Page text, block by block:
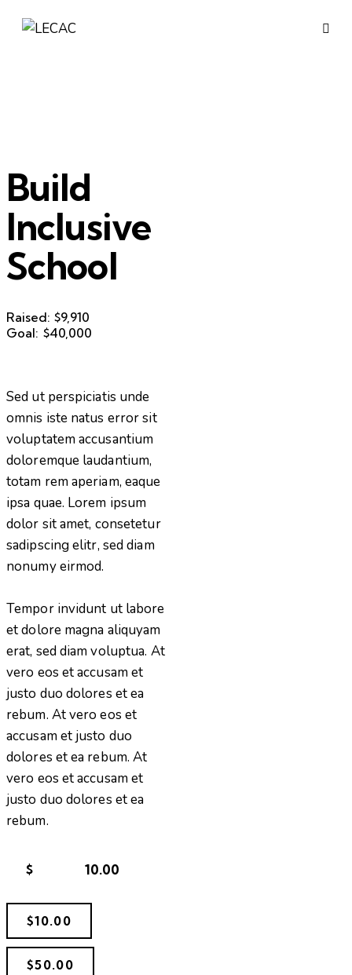
Build
Inclusive
School
Raised: $9,910
Goal: $40,000
Sed ut perspiciatis unde
omnis iste natus error sit
voluptatem accusantium
doloremque laudantium,
totam rem aperiam, eaque
ipsa quae. Lorem ipsum
dolor sit amet, consetetur
sadipscing elitr, sed diam
nonumy eirmod.
Tempor invidunt ut labore
et dolore magna aliquyam
erat, sed diam voluptua. At
vero eos et accusam et
justo duo dolores et ea
rebum. At vero eos et
accusam et justo duo
dolores et ea rebum. At
vero eos et accusam et
justo duo dolores et ea
rebum.
$
$10.00
$50.00